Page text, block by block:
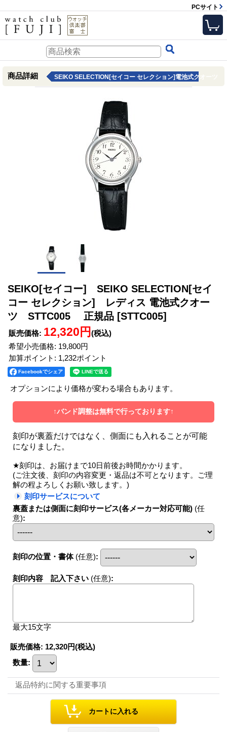
PCサイト
商品詳細 SEIKO SELECTION[セイコー セレクション]電池式クオーツ
SEIKO[セイコー] SEIKO SELECTION[セイ
コー セレクション] レディス 電池式クオー
ツ STTC005 正規品 [STTC005]
販売価格: 12,320円 (税込)
希望小売価格: 19,800円
加算ポイント: 1,232ポイント
Facebookでシェア
オプションにより価格が変わる場合もあります。
↑バンド調整は無料で行っております↑
刻印が裏蓋だけではなく、側面にも入れることが可能
になりました。
★刻印は、お届けまで10日前後お時間かかります。
(ご注文後、刻印の内容変更・返品は不可となります。ご理
解の程よろしくお願い致します。)
刻印サービスについて
裏蓋または側面に刻印サービス(各メーカー対応可能) (任
意):
刻印の位置・書体 (任意):
刻印内容 記入下さい (任意):
最大15文字
販売価格: 12,320円(税込)
数量:
返品特約に関する重要事項